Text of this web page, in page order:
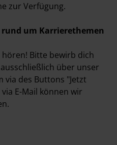
zur Verfügung.
um Karrierethemen
Bitte bewirb dich
über unser
via des Buttons "Jetzt
E-Mail können wir